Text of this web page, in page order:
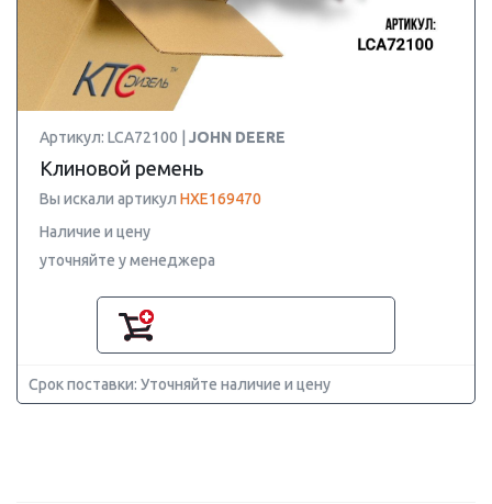
Артикул: LCA72100 | JOHN DEERE
Клиновой ремень
Вы искали артикул HXE169470
Наличие и цену
уточняйте у менеджера
Срок поставки: Уточняйте наличие и цену